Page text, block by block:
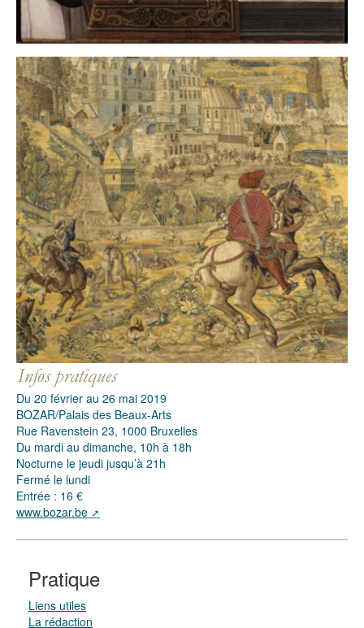
Du 20 février au 26 mai 2019
BOZAR/Palais des Beaux-Arts
Rue Ravenstein 23, 1000 Bruxelles
Du mardi au dimanche, 10h à 18h
Nocturne le jeudi jusqu’à 21h
Fermé le lundi
Entrée : 16 €
www.bozar.be
Pratique
Liens utiles
La rédaction